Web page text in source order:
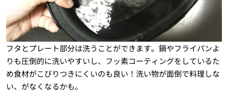
フタとプレート部分は洗うことができます。鍋やフライパンよ
りも圧倒的に洗いやすいし、フッ素コーティングをしているた
め食材がこびりつきにくいのも良い！洗い物が面倒で料理しな
い、がなくなるかも。